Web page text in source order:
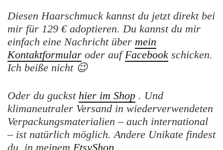
Diesen Haarschmuck kannst du jetzt direkt bei
mir für 129 € adoptieren. Du kannst du mir
einfach eine Nachricht über mein
Kontaktformular oder aufFacebook schicken.
Ich beiße nicht 😉
Oder du guckst hier im Shop . Und
klimaneutraler Versand in wiederverwendeten
Verpackungsmaterialien – auch international
– ist natürlich möglich. Andere Unikate findest
du in meinem EtsyShop